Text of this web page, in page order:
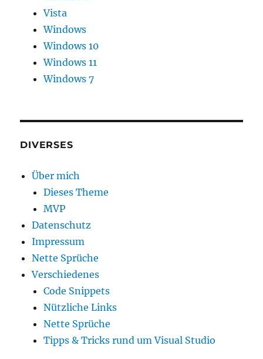
Vista
Windows
Windows 10
Windows 11
Windows 7
DIVERSES
Über mich
Dieses Theme
MVP
Datenschutz
Impressum
Nette Sprüche
Verschiedenes
Code Snippets
Nützliche Links
Nette Sprüche
Tipps & Tricks rund um Visual Studio